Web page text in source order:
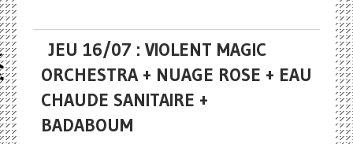
JEU 16/07 : VIOLENT MAGIC
ORCHESTRA + NUAGE ROSE + EAU
CHAUDE SANITAIRE +
BADABOUM